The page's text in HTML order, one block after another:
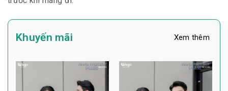
Khuyến mãi Xem thêm